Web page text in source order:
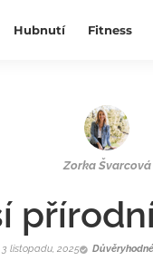
Hubnutí Fitness
Zorka Švarcová
listopadu, 2025 Důvěryhodné